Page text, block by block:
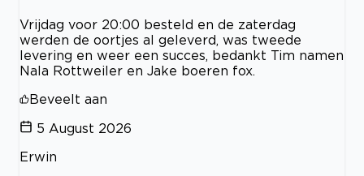
Vrijdag voor 20:00 besteld en de zaterdag
werden de oortjes al geleverd, was tweede
levering en weer een succes, bedankt Tim namen
Nala Rottweiler en Jake boeren fox.
Beveelt aan
5 August 2026
Erwin